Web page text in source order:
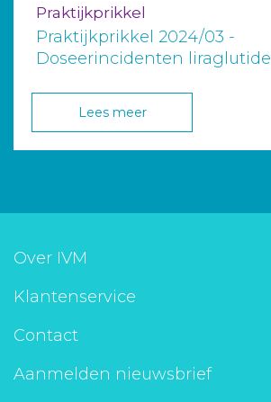
Praktijkprikkel
Praktijkprikkel 2024/03 -
Doseerincidenten liraglutide
Lees meer
Over IVM
Klantenservice
Contact
Aanmelden nieuwsbrief